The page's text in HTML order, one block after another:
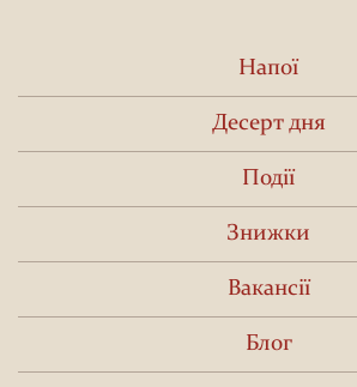
Напої
Десерт дня
Події
Знижки
Вакансії
Блог